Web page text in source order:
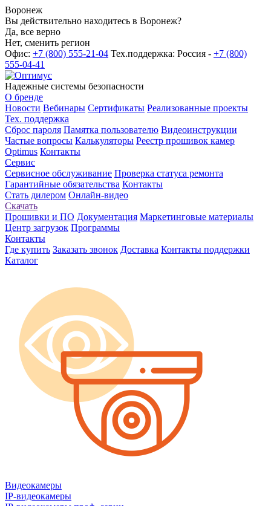
Воронеж
Вы действительно находитесь в Воронеж?
Да, все верно
Нет, сменить регион
Офис: +7 (800) 555-21-04 Тех.поддержка: Россия - +7 (800)
555-04-41
Надежные системы безопасности
О бренде
Новости Вебинары Сертификаты Реализованные проекты
Тех. поддержка
Сброс пароля Памятка пользователю Видеоинструкции
Частые вопросы Калькуляторы Реестр прошивок камер
Optimus Контакты
Сервис
Сервисное обслуживание Проверка статуса ремонта
Гарантийные обязательства Контакты
Стать дилером Онлайн-видео
Скачать
Прошивки и ПО Документация Маркетинговые материалы
Центр загрузок Программы
Контакты
Где купить Заказать звонок Доставка Контакты поддержки
Каталог
Видеокамеры
IP-видеокамеры